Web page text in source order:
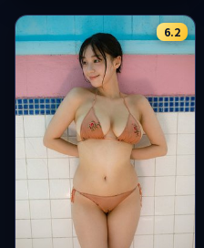
6.2